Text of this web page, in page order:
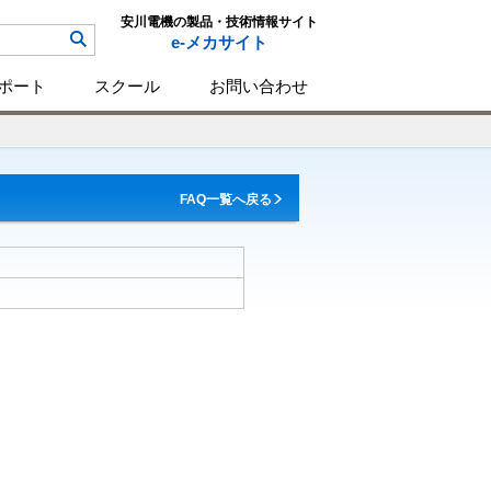
安川電機の製品・技術情報サイト
e-メカサイト
ート スクール お問い合わせ
FAQ一覧へ戻る